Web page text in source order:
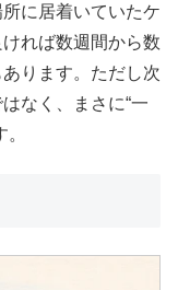
に居着いていたケ
れば数週間から数
ります。ただし次
なく、まさに“一